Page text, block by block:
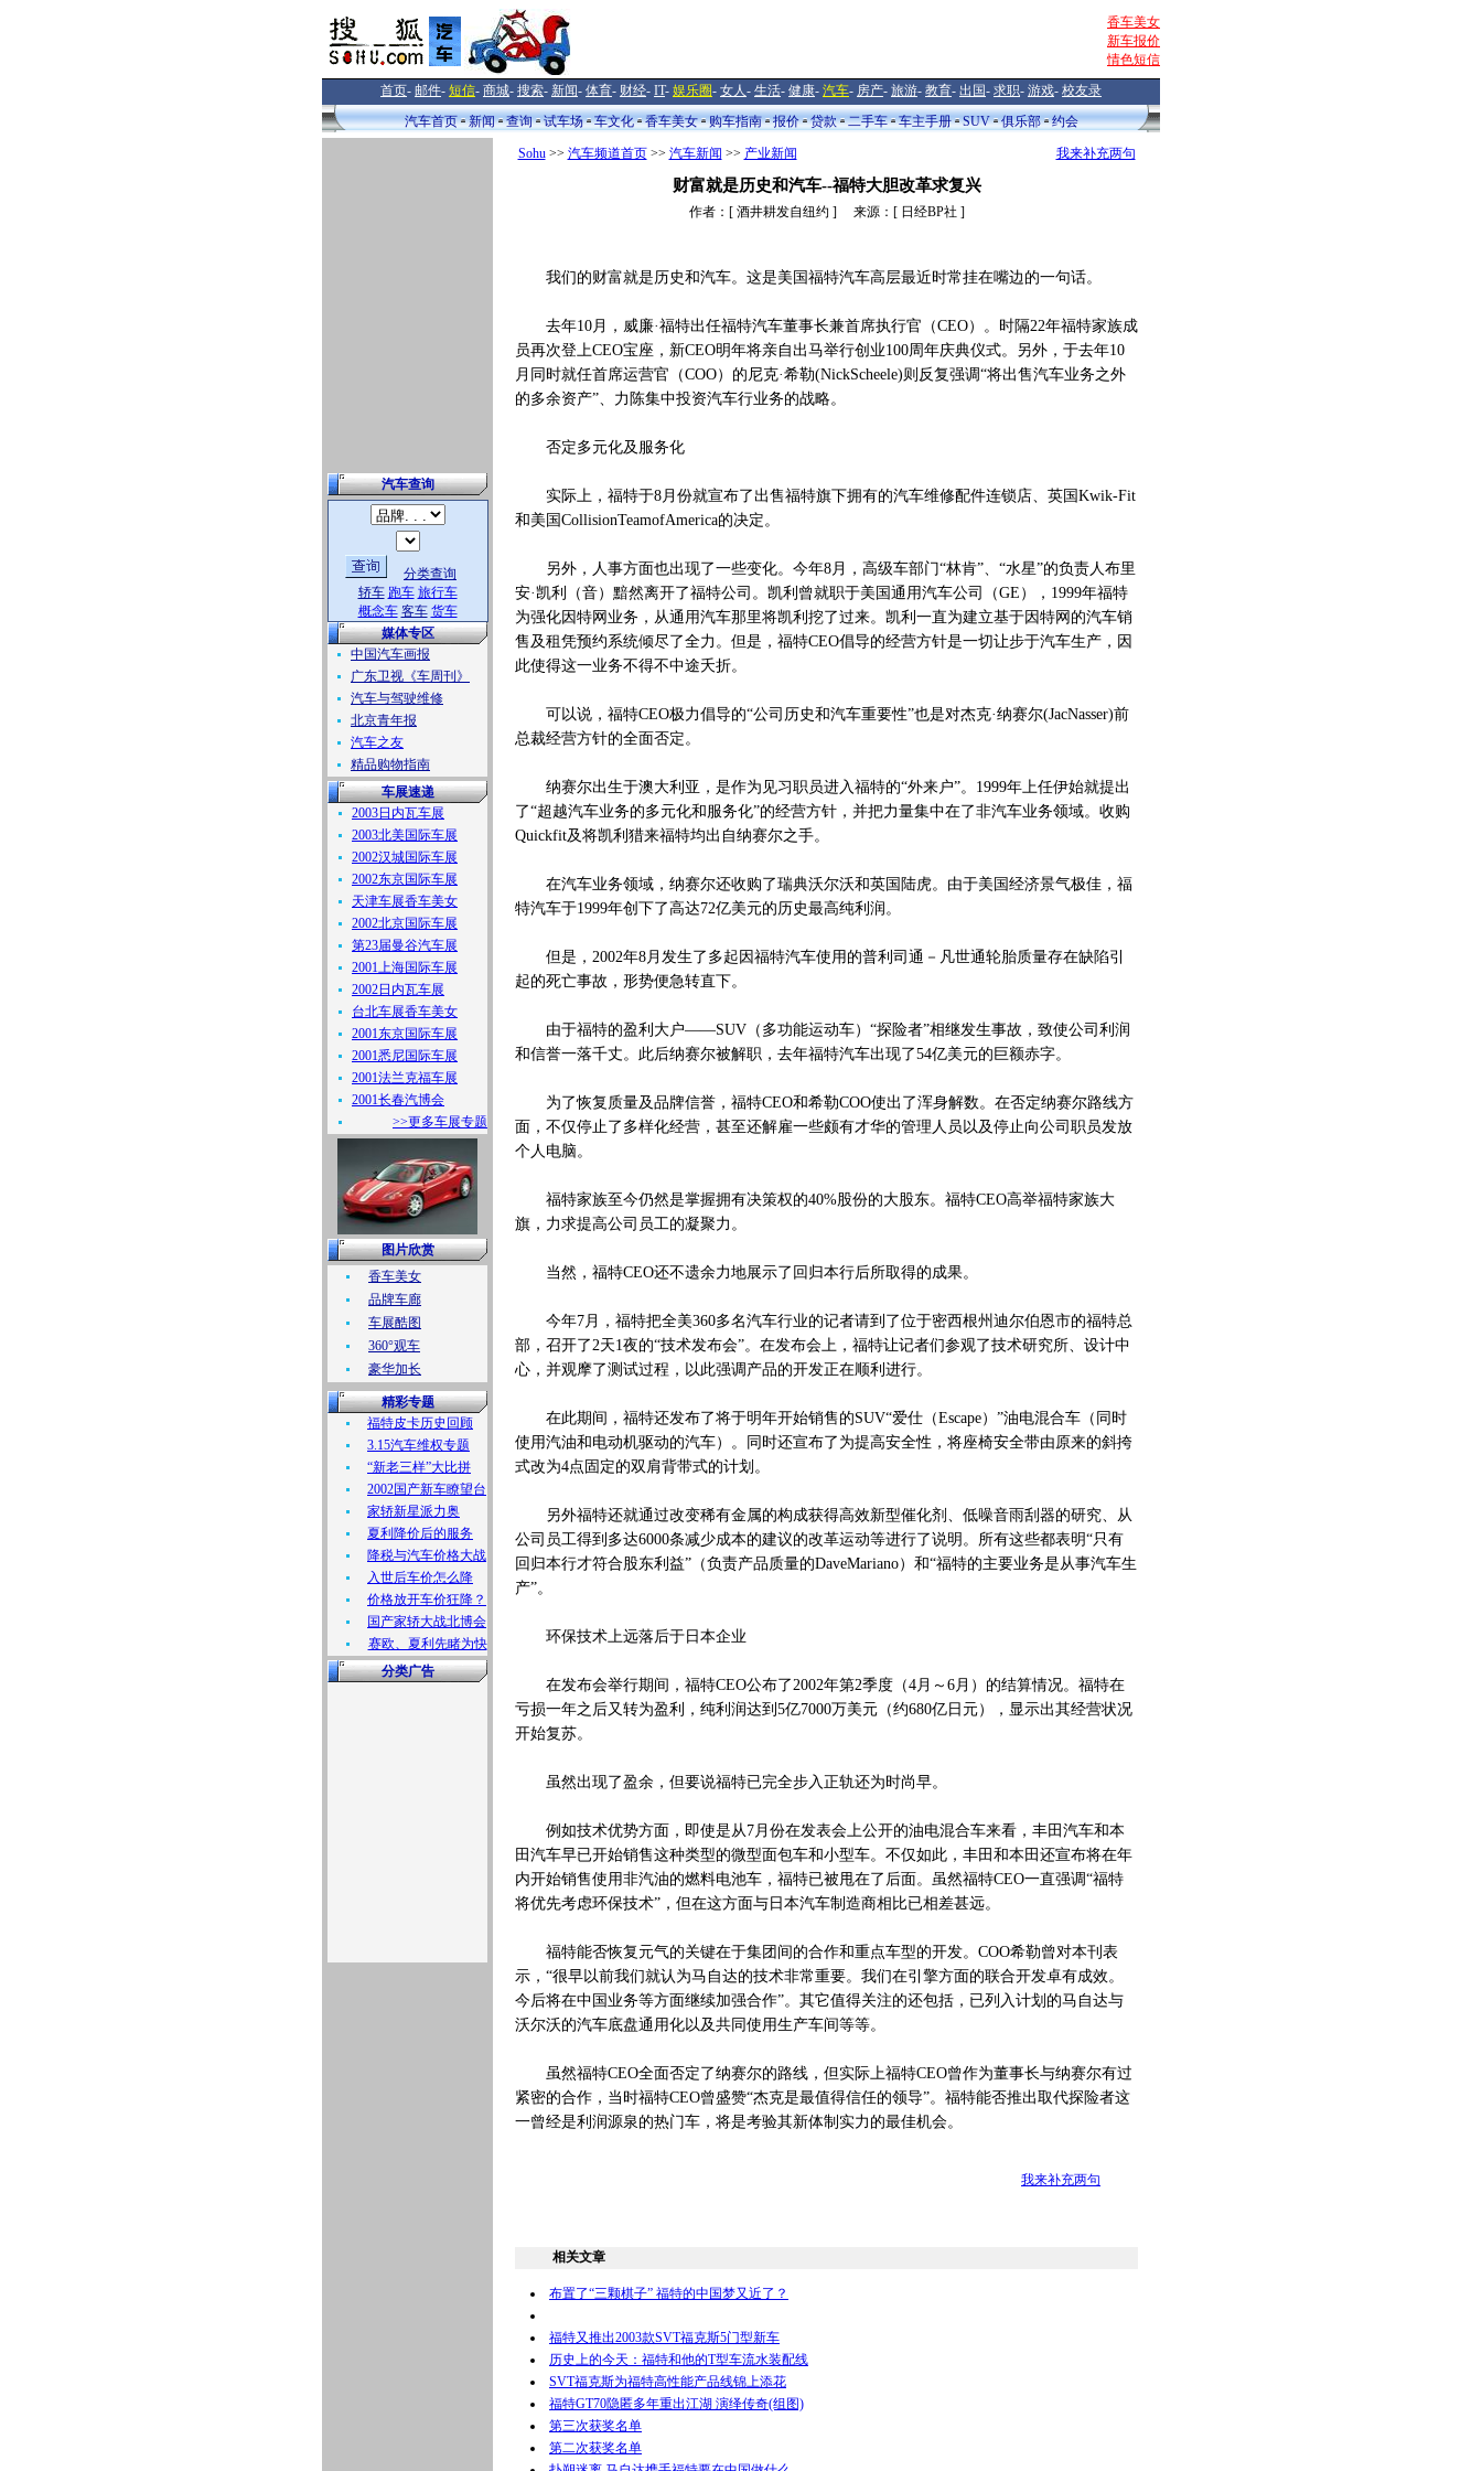
香车美女
新车报价
情色短信
首页- 邮件- 短信- 商城- 搜索- 新闻- 体育- 财经- IT- 娱乐圈- 女人- 生活- 健康- 汽车- 房产- 旅游- 教育- 出国- 求职- 游戏- 校友录
汽车首页
新闻 查询 试车场 车文化 香车美女 购车指南 报价 贷款 二手车 车主手册 SUV 俱乐部 约会
汽车查询
分类查询
轿车 跑车 旅行车
概念车 客车 货车
媒体专区
中国汽车画报
广东卫视《车周刊》
汽车与驾驶维修
北京青年报
汽车之友
精品购物指南
车展速递
2003日内瓦车展
2003北美国际车展
2002汉城国际车展
2002东京国际车展
天津车展香车美女
2002北京国际车展
第23届曼谷汽车展
2001上海国际车展
2002日内瓦车展
台北车展香车美女
2001东京国际车展
2001悉尼国际车展
2001法兰克福车展
2001长春汽博会
>>更多车展专题
图片欣赏
香车美女
品牌车廊
车展酷图
360°观车
豪华加长
精彩专题
福特皮卡历史回顾
3.15汽车维权专题
“新老三样”大比拼
2002国产新车瞭望台
家轿新星派力奥
夏利降价后的服务
降税与汽车价格大战
入世后车价怎么降
价格放开车价狂降？
国产家轿大战北博会
赛欧、夏利先睹为快
分类广告
Sohu>> 汽车频道首页>> 汽车新闻 >> 产业新闻 我来补充两句
财富就是历史和汽车--福特大胆改革求复兴
作者：[ 酒井耕发自纽约 ] 来源：[ 日经BP社 ]
我们的财富就是历史和汽车。这是美国福特汽车高层最近时常挂在嘴边的一句话。
去年10月，威廉·福特出任福特汽车董事长兼首席执行官（CEO）。时隔22年福特家族成
员再次登上CEO宝座，新CEO明年将亲自出马举行创业100周年庆典仪式。另外，于去年10
月同时就任首席运营官（COO）的尼克·希勒(NickScheele)则反复强调“将出售汽车业务之外
的多余资产”、力陈集中投资汽车行业务的战略。
否定多元化及服务化
实际上，福特于8月份就宣布了出售福特旗下拥有的汽车维修配件连锁店、英国Kwik-Fit
和美国CollisionTeamofAmerica的决定。
另外，人事方面也出现了一些变化。今年8月，高级车部门“林肯”、“水星”的负责人布里
安·凯利（音）黯然离开了福特公司。凯利曾就职于美国通用汽车公司（GE），1999年福特
为强化因特网业务，从通用汽车那里将凯利挖了过来。凯利一直为建立基于因特网的汽车销
售及租凭预约系统倾尽了全力。但是，福特CEO倡导的经营方针是一切让步于汽车生产，因
此使得这一业务不得不中途夭折。
可以说，福特CEO极力倡导的“公司历史和汽车重要性”也是对杰克·纳赛尔(JacNasser)前
总裁经营方针的全面否定。
纳赛尔出生于澳大利亚，是作为见习职员进入福特的“外来户”。1999年上任伊始就提出
了“超越汽车业务的多元化和服务化”的经营方针，并把力量集中在了非汽车业务领域。收购
Quickfit及将凯利猎来福特均出自纳赛尔之手。
在汽车业务领域，纳赛尔还收购了瑞典沃尔沃和英国陆虎。由于美国经济景气极佳，福
特汽车于1999年创下了高达72亿美元的历史最高纯利润。
但是，2002年8月发生了多起因福特汽车使用的普利司通－凡世通轮胎质量存在缺陷引
起的死亡事故，形势便急转直下。
由于福特的盈利大户——SUV（多功能运动车）“探险者”相继发生事故，致使公司利润
和信誉一落千丈。此后纳赛尔被解职，去年福特汽车出现了54亿美元的巨额赤字。
为了恢复质量及品牌信誉，福特CEO和希勒COO使出了浑身解数。在否定纳赛尔路线方
面，不仅停止了多样化经营，甚至还解雇一些颇有才华的管理人员以及停止向公司职员发放
个人电脑。
福特家族至今仍然是掌握拥有决策权的40%股份的大股东。福特CEO高举福特家族大
旗，力求提高公司员工的凝聚力。
当然，福特CEO还不遗余力地展示了回归本行后所取得的成果。
今年7月，福特把全美360多名汽车行业的记者请到了位于密西根州迪尔伯恩市的福特总
部，召开了2天1夜的“技术发布会”。在发布会上，福特让记者们参观了技术研究所、设计中
心，并观摩了测试过程，以此强调产品的开发正在顺利进行。
在此期间，福特还发布了将于明年开始销售的SUV“爱仕（Escape）”油电混合车（同时
使用汽油和电动机驱动的汽车）。同时还宣布了为提高安全性，将座椅安全带由原来的斜挎
式改为4点固定的双肩背带式的计划。
另外福特还就通过改变稀有金属的构成获得高效新型催化剂、低噪音雨刮器的研究、从
公司员工得到多达6000条减少成本的建议的改革运动等进行了说明。所有这些都表明“只有
回归本行才符合股东利益”（负责产品质量的DaveMariano）和“福特的主要业务是从事汽车生
产”。
环保技术上远落后于日本企业
在发布会举行期间，福特CEO公布了2002年第2季度（4月～6月）的结算情况。福特在
亏损一年之后又转为盈利，纯利润达到5亿7000万美元（约680亿日元），显示出其经营状况
开始复苏。
虽然出现了盈余，但要说福特已完全步入正轨还为时尚早。
例如技术优势方面，即使是从7月份在发表会上公开的油电混合车来看，丰田汽车和本
田汽车早已开始销售这种类型的微型面包车和小型车。不仅如此，丰田和本田还宣布将在年
内开始销售使用非汽油的燃料电池车，福特已被甩在了后面。虽然福特CEO一直强调“福特
将优先考虑环保技术”，但在这方面与日本汽车制造商相比已相差甚远。
福特能否恢复元气的关键在于集团间的合作和重点车型的开发。COO希勒曾对本刊表
示，“很早以前我们就认为马自达的技术非常重要。我们在引擎方面的联合开发卓有成效。
今后将在中国业务等方面继续加强合作”。其它值得关注的还包括，已列入计划的马自达与
沃尔沃的汽车底盘通用化以及共同使用生产车间等等。
虽然福特CEO全面否定了纳赛尔的路线，但实际上福特CEO曾作为董事长与纳赛尔有过
紧密的合作，当时福特CEO曾盛赞“杰克是最值得信任的领导”。福特能否推出取代探险者这
一曾经是利润源泉的热门车，将是考验其新体制实力的最佳机会。
我来补充两句
相关文章
布置了“三颗棋子” 福特的中国梦又近了？
福特又推出2003款SVT福克斯5门型新车
历史上的今天：福特和他的T型车流水装配线
SVT福克斯为福特高性能产品线锦上添花
福特GT70隐匿多年重出江湖 演绎传奇(组图)
第三次获奖名单
第二次获奖名单